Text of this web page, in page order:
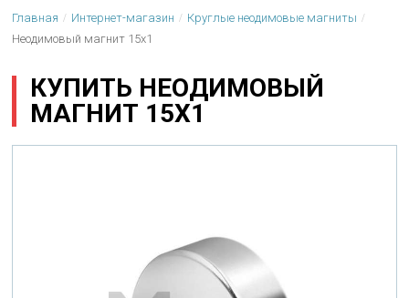
Главная Интернет-магазин
Круглые неодимовые магниты
Неодимовый магнит 15х1
КУПИТЬ НЕОДИМОВЫЙ
МАГНИТ 15Х1